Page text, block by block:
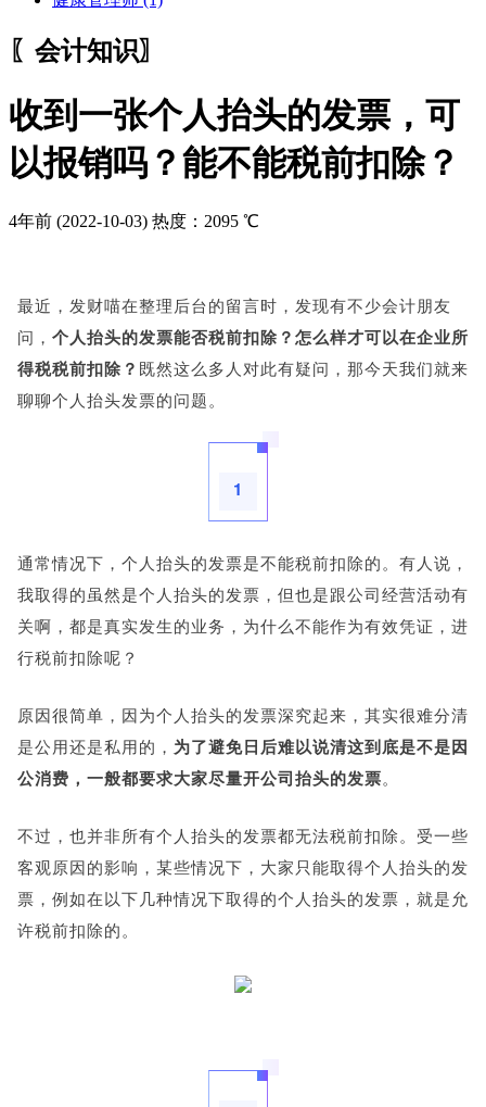
〖会计知识〗
收到一张个人抬头的发票，可
以报销吗？能不能税前扣除？
4年前 (2022-10-03) 热度：2095 ℃
最近，发财喵在整理后台的留言时，发现有不少会计朋友
问， 个人抬头的发票能否税前扣除？怎么样才可以在企业所
得税税前扣除？ 既然这么多人对此有疑问，那今天我们就来
聊聊个人抬头发票的问题。
1
通常情况下，个人抬头的发票是不能税前扣除的。有人说，
我取得的虽然是个人抬头的发票，但也是跟公司经营活动有
关啊，都是真实发生的业务，为什么不能作为有效凭证，进
行税前扣除呢？
原因很简单，因为个人抬头的发票深究起来，其实很难分清
是公用还是私用的， 为了避免日后难以说清这到底是不是因
公消费，一般都要求大家尽量开公司抬头的发票。
不过，也并非所有个人抬头的发票都无法税前扣除。受一些
客观原因的影响，某些情况下，大家只能取得个人抬头的发
票，例如在以下几种情况下取得的个人抬头的发票，就是允
许税前扣除的。